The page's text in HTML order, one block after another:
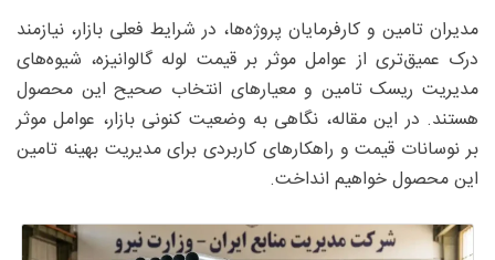
مدیران تامین و کارفرمایان پروژه‌ها، در شرایط فعلی بازار، نیازمند
درک عمیق‌تری از عوامل موثر بر قیمت لوله گالوانیزه، شیوه‌های
مدیریت ریسک تامین و معیارهای انتخاب صحیح این محصول
هستند. در این مقاله، نگاهی به وضعیت کنونی بازار، عوامل موثر
بر نوسانات قیمت و راهکارهای کاربردی برای مدیریت بهینه تامین
این محصول خواهیم انداخت.